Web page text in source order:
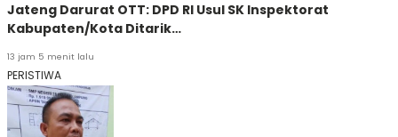
Jateng Darurat OTT: DPD RI Usul SK Inspektorat
Kabupaten/Kota Ditarik…
13 jam 5 menit lalu
PERISTIWA